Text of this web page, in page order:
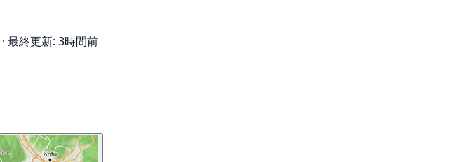
· 最終更新: 3時間前